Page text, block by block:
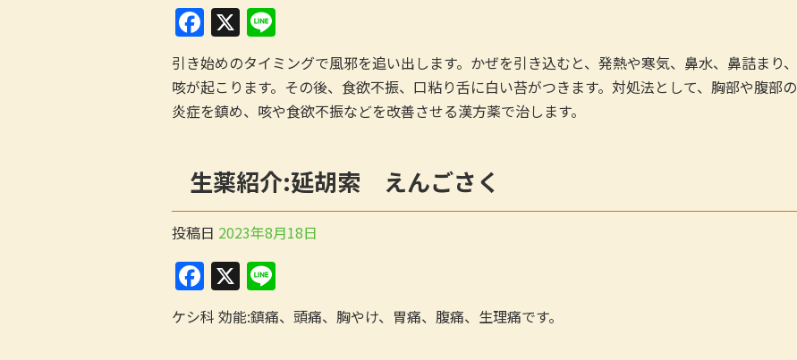
F
a
c
e
o
o
k
X
n
e
引き始めのタイミングで風邪を追い出します。かぜを引き込むと、発熱や寒気、鼻水、鼻詰まり、
咳が起こります。その後、食欲不振、口粘り舌に白い苔がつきます。対処法として、胸部や腹部の
炎症を鎮め、咳や食欲不振などを改善させる漢方薬で治します。
生薬紹介:延胡索 えんごさく
投稿日 2023年8月18日
F
a
c
X
n
e
ケシ科 効能:鎮痛、頭痛、胸やけ、胃痛、腹痛、生理痛です。